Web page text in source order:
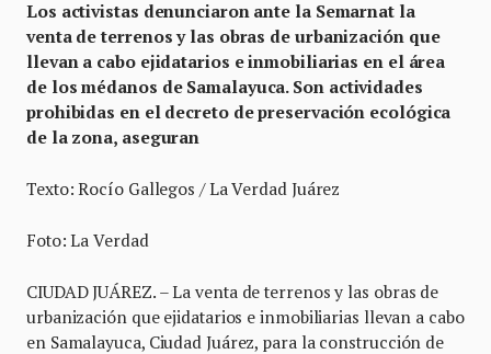
Los activistas denunciaron ante la Semarnat la
venta de terrenos y las obras de urbanización que
llevan a cabo ejidatarios e inmobiliarias en el área
de los médanos de Samalayuca. Son actividades
prohibidas en el decreto de preservación ecológica
de la zona, aseguran
Texto: Rocío Gallegos / La Verdad Juárez
Foto: La Verdad
CIUDAD JUÁREZ. – La venta de terrenos y las obras de
urbanización que ejidatarios e inmobiliarias llevan a cabo
en Samalayuca, Ciudad Juárez, para la construcción de